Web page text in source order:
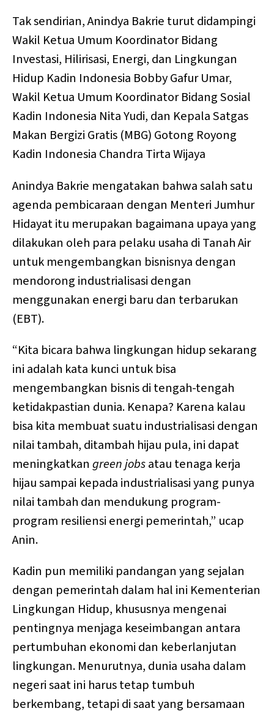
Tak sendirian, Anindya Bakrie turut didampingi
Wakil Ketua Umum Koordinator Bidang
Investasi, Hilirisasi, Energi, dan Lingkungan
Hidup Kadin Indonesia Bobby Gafur Umar,
Wakil Ketua Umum Koordinator Bidang Sosial
Kadin Indonesia Nita Yudi, dan Kepala Satgas
Makan Bergizi Gratis (MBG) Gotong Royong
Kadin Indonesia Chandra Tirta Wijaya
Anindya Bakrie mengatakan bahwa salah satu
agenda pembicaraan dengan Menteri Jumhur
Hidayat itu merupakan bagaimana upaya yang
dilakukan oleh para pelaku usaha di Tanah Air
untuk mengembangkan bisnisnya dengan
mendorong industrialisasi dengan
menggunakan energi baru dan terbarukan
(EBT).
“Kita bicara bahwa lingkungan hidup sekarang
ini adalah kata kunci untuk bisa
mengembangkan bisnis di tengah-tengah
ketidakpastian dunia. Kenapa? Karena kalau
bisa kita membuat suatu industrialisasi dengan
nilai tambah, ditambah hijau pula, ini dapat
meningkatkan green jobsatau tenaga kerja
hijau sampai kepada industrialisasi yang punya
nilai tambah dan mendukung program-
program resiliensi energi pemerintah,” ucap
Anin.
Kadin pun memiliki pandangan yang sejalan
dengan pemerintah dalam hal ini Kementerian
Lingkungan Hidup, khususnya mengenai
pentingnya menjaga keseimbangan antara
pertumbuhan ekonomi dan keberlanjutan
lingkungan. Menurutnya, dunia usaha dalam
negeri saat ini harus tetap tumbuh
berkembang, tetapi di saat yang bersamaan